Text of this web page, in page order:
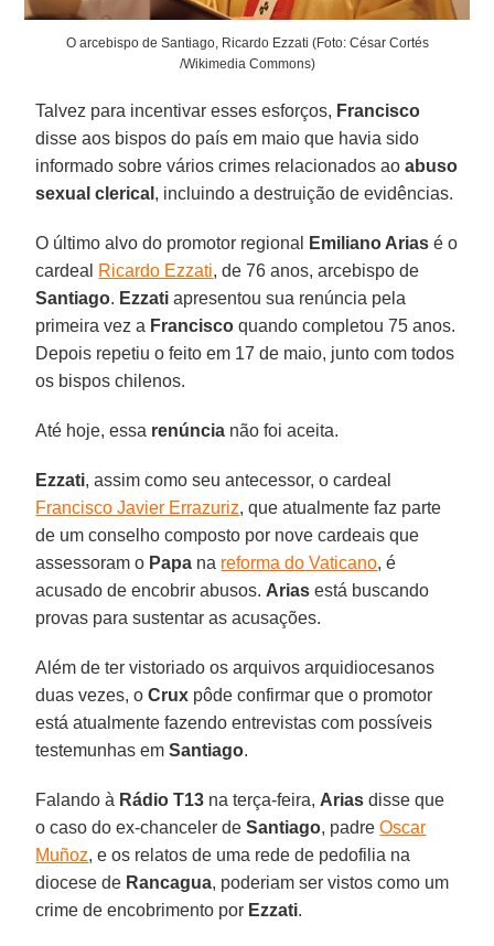
O arcebispo de Santiago, Ricardo Ezzati (Foto: César Cortés
/Wikimedia Commons)
Talvez para incentivar esses esforços, Francisco
disse aos bispos do país em maio que havia sido
informado sobre vários crimes relacionados aoabuso
sexual clerical , incluindo a destruição de evidências.
O último alvo do promotor regional Emiliano Arias é o
cardeal Ricardo Ezzati, de 76 anos, arcebispo de
Santiago. Ezzati apresentou sua renúncia pela
primeira vez a Francisco quando completou 75 anos.
Depois repetiu o feito em 17 de maio, junto com todos
os bispos chilenos.
Até hoje, essa renúncia não foi aceita.
Ezzati, assim como seu antecessor, o cardeal
Francisco Javier Errazuriz, que atualmente faz parte
de um conselho composto por nove cardeais que
assessoram o Papa na reforma do Vaticano, é
acusado de encobrir abusos.Arias está buscando
provas para sustentar as acusações.
Além de ter vistoriado os arquivos arquidiocesanos
duas vezes, oCrux pôde confirmar que o promotor
está atualmente fazendo entrevistas com possíveis
testemunhas emSantiago.
Falando à Rádio T13 na terça-feira,Arias disse que
o caso do ex-chanceler deSantiago, padreOscar
Muñoz, e os relatos de uma rede de pedofilia na
diocese de Rancagua, poderiam ser vistos como um
crime de encobrimento por Ezzati.